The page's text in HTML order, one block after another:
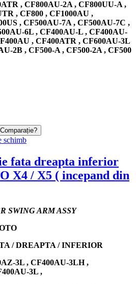
, CF800AU-2A , CF800UU-A ,
, CF800 , CF1000AU ,
, CF500AU-7A , CF500AU-7C ,
6L , CF400AU-L , CF400AU-
, CF400ATR , CF600AU-3L
2B , CF500-A , CF500-2A , CF500
Comparație?
schimb
fata dreapta inferior
X4 / X5 ( incepand din
SWING ARM ASSY
/ DREAPTA / INFERIOR
3L , CF400AU-3LH ,
3L ,